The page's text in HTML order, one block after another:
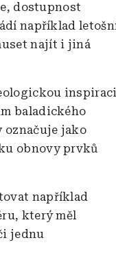
dostupnost
například
najít i jiná
inspiraci
baladického
označuje jako
obnovy prvků
například
který měl
i jednu